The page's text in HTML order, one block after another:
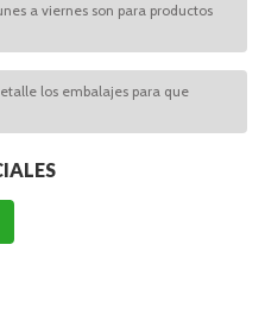
a viernes son para productos
los embalajes para que